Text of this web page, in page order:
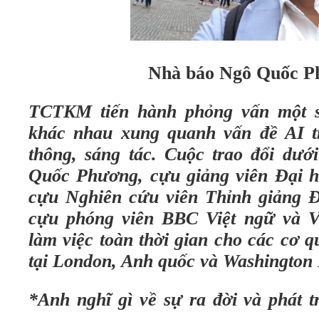
Nhà báo Ngô Quốc
TCTKM tiến hành phỏng vấn một
khác nhau xung quanh vấn đề AI
thông, sáng tác. Cuộc trao đổi
Quốc Phương, cựu giảng viên Đại
cựu Nghiên cứu viên Thỉnh giảng
cựu phóng viên BBC Việt ngữ và
làm việc toàn thời gian cho các cơ
tại London, Anh quốc và
*Anh nghĩ gì về sự ra đời và phát